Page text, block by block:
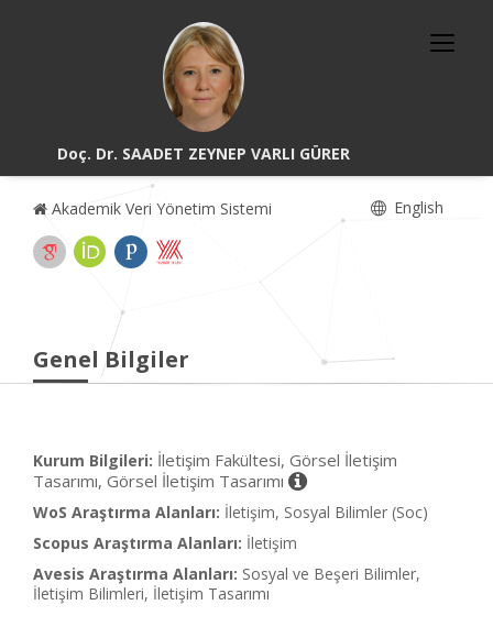
Doç. Dr. SAADET ZEYNEP VARLI GÜRER
Akademik Veri Yönetim Sistemi English
Genel Bilgiler
Kurum Bilgileri: İletişim Fakültesi, Görsel İletişim
Tasarımı, Görsel İletişim Tasarımı
WoS Araştırma Alanları: İletişim, Sosyal Bilimler (Soc)
Scopus Araştırma Alanları: İletişim
Avesis Araştırma Alanları: Sosyal ve Beşeri Bilimler,
İletişim Bilimleri, İletişim Tasarımı